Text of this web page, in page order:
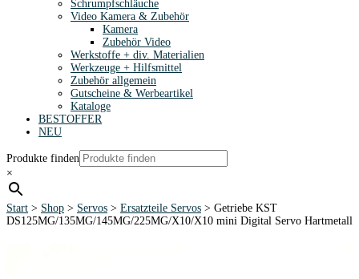
Schrumpfschläuche
Video Kamera & Zubehör
Kamera
Zubehör Video
Werkstoffe + div. Materialien
Werkzeuge + Hilfsmittel
Zubehör allgemein
Gutscheine & Werbeartikel
Kataloge
BESTOFFER
NEU
Produkte finden
×
Start > Shop > Servos > Ersatzteile Servos > Getriebe KST
DS125MG/135MG/145MG/225MG/X10/X10 mini Digital Servo Hartmetall